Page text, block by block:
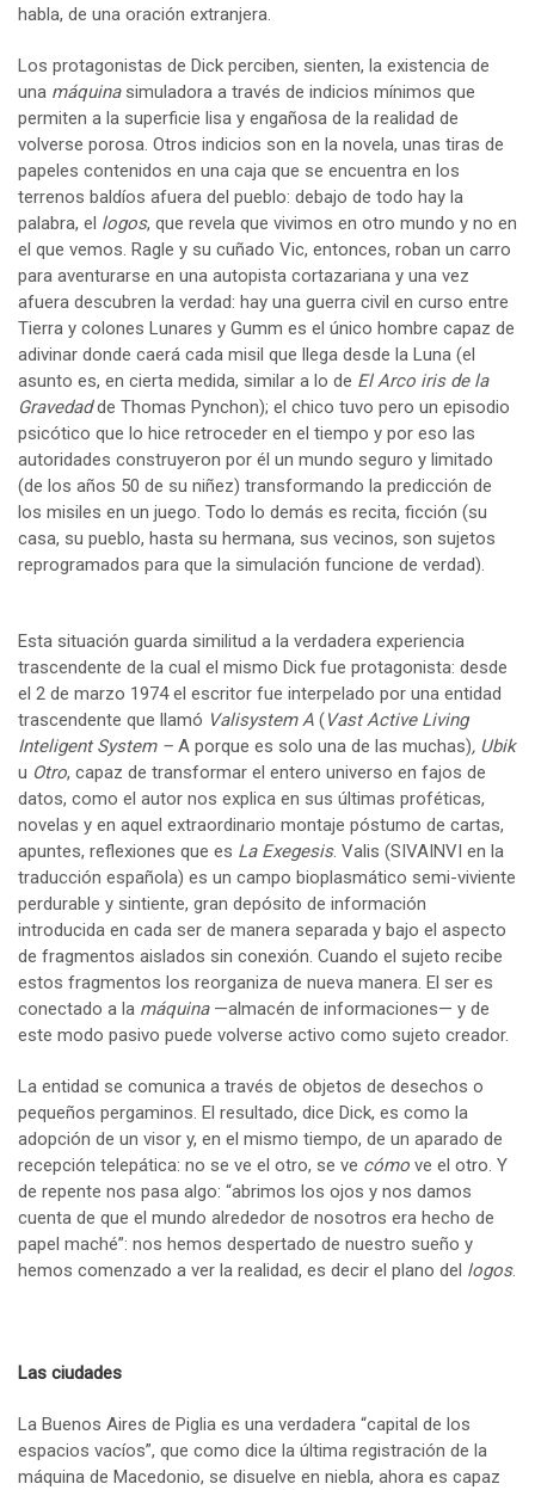
habla, de una oración extranjera.
Los protagonistas de Dick perciben, sienten, la existencia de
una máquinasimuladora a través de indicios mínimos que
permiten a la superficie lisa y engañosa de la realidad de
volverse porosa. Otros indicios son en la novela, unas tiras de
papeles contenidos en una caja que se encuentra en los
terrenos baldíos afuera del pueblo: debajo de todo hay la
palabra, el logos, que revela que vivimos en otro mundo y no en
el que vemos. Ragle y su cuñado Vic, entonces, roban un carro
para aventurarse en una autopista cortazariana y una vez
afuera descubren la verdad: hay una guerra civil en curso entre
Tierra y colones Lunares y Gumm es el único hombre capaz de
adivinar donde caerá cada misil que llega desde la Luna (el
asunto es, en cierta medida, similar a lo de El Arco iris de la
Gravedadde Thomas Pynchon); el chico tuvo pero un episodio
psicótico que lo hice retroceder en el tiempo y por eso las
autoridades construyeron por él un mundo seguro y limitado
(de los años 50 de su niñez) transformando la predicción de
los misiles en un juego. Todo lo demás es recita, ficción (su
casa, su pueblo, hasta su hermana, sus vecinos, son sujetos
reprogramados para que la simulación funcione de verdad).
Esta situación guarda similitud a la verdadera experiencia
trascendente de la cual el mismo Dick fue protagonista: desde
el 2 de marzo 1974 el escritor fue interpelado por una entidad
trascendente que llamó Valisystem A (Vast Active Living
Inteligent System – A porque es solo una de las muchas), Ubik
u Otro, capaz de transformar el entero universo en fajos de
datos, como el autor nos explica en sus últimas proféticas,
novelas y en aquel extraordinario montaje póstumo de cartas,
apuntes, reflexiones que es La Exegesis. Valis (SIVAINVI en la
traducción española) es un campo bioplasmático semi-viviente
perdurable y sintiente, gran depósito de información
introducida en cada ser de manera separada y bajo el aspecto
de fragmentos aislados sin conexión. Cuando el sujeto recibe
estos fragmentos los reorganiza de nueva manera. El ser es
conectado a la máquina—almacén de informaciones— y de
este modo pasivo puede volverse activo como sujeto creador.
La entidad se comunica a través de objetos de desechos o
pequeños pergaminos. El resultado, dice Dick, es como la
adopción de un visor y, en el mismo tiempo, de un aparado de
recepción telepática: no se ve el otro, se ve cómo ve el otro. Y
de repente nos pasa algo: “abrimos los ojos y nos damos
cuenta de que el mundo alrededor de nosotros era hecho de
papel maché”: nos hemos despertado de nuestro sueño y
hemos comenzado a ver la realidad, es decir el plano del logos.
Las ciudades
La Buenos Aires de Piglia es una verdadera “capital de los
espacios vacíos”, que como dice la última registración de la
máquina de Macedonio, se disuelve en niebla, ahora es capaz